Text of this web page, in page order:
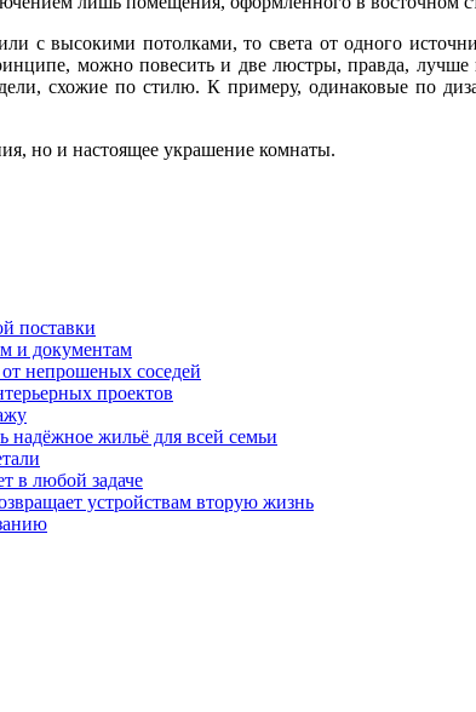
с высокими потолками, то света от одного
можно повесить и две люстры, правда, лучше
схожие по стилю. К примеру, одинаковые по
но и настоящее украшение комнаты.
поставки
и документам
непрошеных соседей
проектов
надёжное жильё для всей семьи
в любой задаче
устройствам вторую жизнь